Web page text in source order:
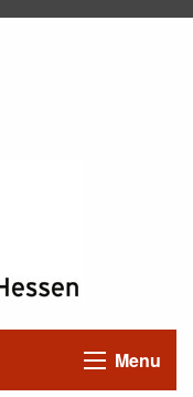
Menu